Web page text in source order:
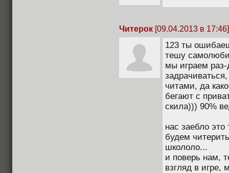
Читерок [09.04.2013 в 17:46]
123 ты
тешу
мы играем
читами, да
бегают с
скила))) 90%
нас заебло
будем
школоло...
и поверь нам,
взгляд в игре,